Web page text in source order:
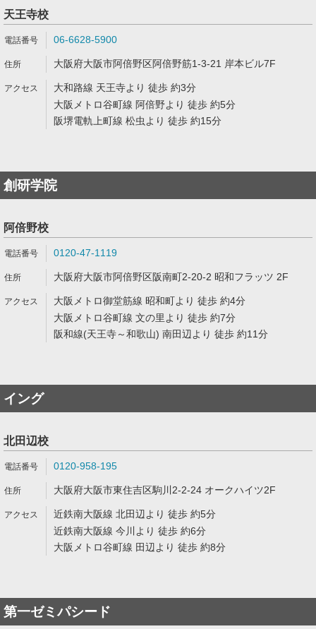
天王寺校
06-6628-5900
大阪府大阪市阿倍野区阿倍野筋1-3-21 岸本ビル7F
大和路線 天王寺より 徒歩 約3分
大阪メトロ谷町線 阿倍野より 徒歩 約5分
阪堺電軌上町線 松虫より 徒歩 約15分
創研学院
阿倍野校
0120-47-1119
大阪府大阪市阿倍野区阪南町2-20-2 昭和フラッツ 2F
大阪メトロ御堂筋線 昭和町より 徒歩 約4分
大阪メトロ谷町線 文の里より 徒歩 約7分
阪和線(天王寺～和歌山) 南田辺より 徒歩 約11分
イング
北田辺校
0120-958-195
大阪府大阪市東住吉区駒川2-2-24 オークハイツ2F
近鉄南大阪線 北田辺より 徒歩 約5分
近鉄南大阪線 今川より 徒歩 約6分
大阪メトロ谷町線 田辺より 徒歩 約8分
第一ゼミパシード